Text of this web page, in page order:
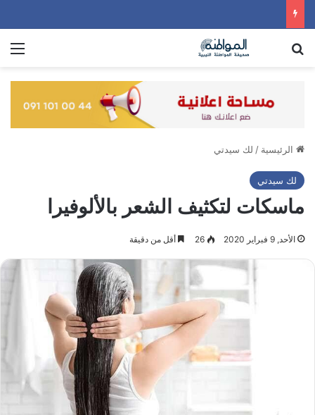
الرئيسية / لك سيدتي
لك سيدتي
ماسكات لتكثيف الشعر بالألوفيرا
الأحد, 9 فبراير 2020 26 أقل من دقيقة